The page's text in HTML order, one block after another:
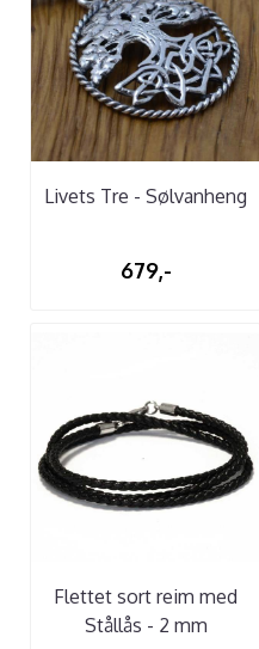
Livets Tre - Sølvanheng
679,-
Flettet sort reim med
Stållås - 2 mm